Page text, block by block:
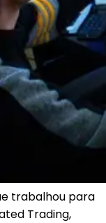
trabalhou para
Trading,